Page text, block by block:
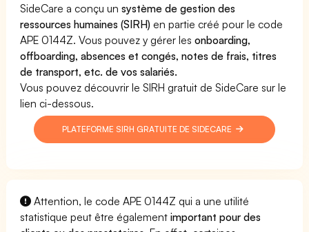
SideCare a conçu unsystème de gestion des
ressources humaines (SIRH) en partie créé pour le code
APE 0144Z. Vous pouvez y gérer lesonboarding,
offboarding, absences et congés, notes de frais, titres
de transport, etc. de vos salariés.
Vous pouvez découvrir le SIRH gratuit de SideCare sur le
lien ci-dessous.
PLATEFORME SIRH GRATUITE DE SIDECARE
Attention, le code APE 0144Z qui a une utilité
statistique peut être égalementimportant pour des